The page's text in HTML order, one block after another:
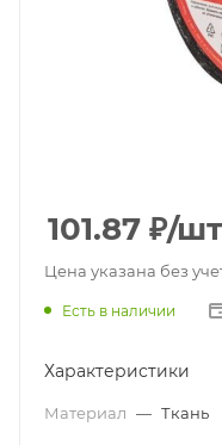
101.87 ₽/шт
Цена указана без
Есть в наличии
Характеристики
Материал — Ткань